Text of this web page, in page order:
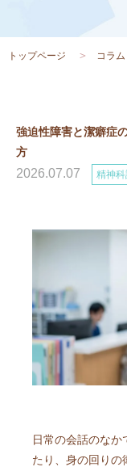
トップページ コラム
強迫性障害と潔癖症
方
2026.07.07 精神
日常の会話のなか
たり、身の回りの